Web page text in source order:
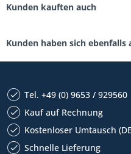
Kunden kauften auch
Kunden haben sich ebenfalls
Tel. +49 (0) 9653 / 929560
Kauf auf Rechnung
Kostenloser Umtausch
Schnelle Lieferung